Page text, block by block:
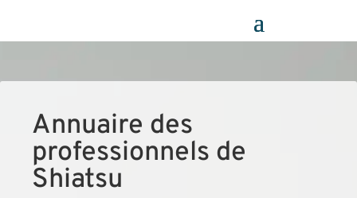
Annuaire des
professionnels de
Shiatsu